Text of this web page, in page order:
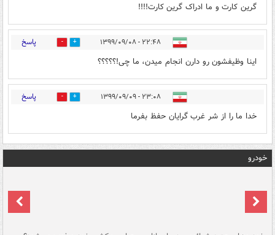
گرین کارت و ما ادراک گرین کارت!!!!
۲۲:۴۸ - ۱۳۹۹/۰۹/۰۸ 3 پاسخ
اینا وظیفشون رو دارن انجام میدن، ما چی!؟؟؟؟؟
۲۳:۰۸ - ۱۳۹۹/۰۹/۰۹ 0 پاسخ
خدا ما را از شر غرب گرایان حفظ بفرما
خودرو